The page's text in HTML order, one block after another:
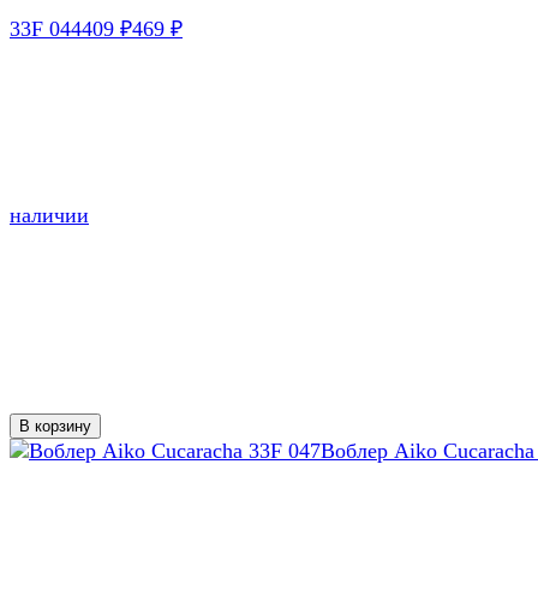
33F 044409 ₽469 ₽
наличии
В корзину
Воблер Aiko